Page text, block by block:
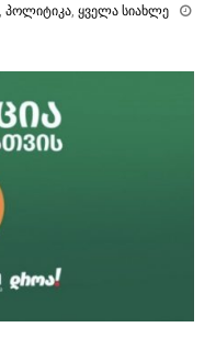
პოლიტიკა ყველა სიახლე